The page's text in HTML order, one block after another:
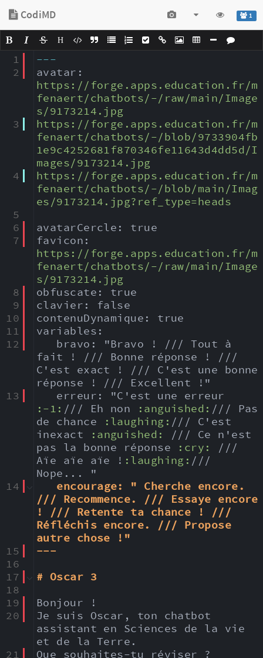
1
CodiMD
H
1
---
2
https://forge.apps.education.fr/m
fenaert/chatbots/-/raw/main/Image
s/9173214.jpg
3
https://forge.apps.education.fr/m
fenaert/chatbots/-/blob/9733904fb
1e9c4252681f870346fe11643d4dd5d/I
mages/9173214.jpg
4
https://forge.apps.education.fr/m
fenaert/chatbots/-/blob/main/Imag
es/9173214.jpg?ref_type=heads
5
6
avatarCercle: true
7
https://forge.apps.education.fr/m
fenaert/chatbots/-/raw/main/Image
s/9173214.jpg
8
obfuscate: true
9
clavier: false
10
contenuDynamique: true
11
variables:
12
fait ! /// Bonne réponse ! ///
C'est exact ! /// C'est une bonne
réponse ! /// Excellent !"
13
:-1: /// Eh non :anguished: /// Pas
de chance
:laughing: /// C'est
inexact
:anguished:
/// Ce n'est
pas la bonne réponse
:cry:
///
Aïe aïe aïe ! :laughing: ///
Nope... "
14
encourage: " Cherche encore.
/// Recommence. /// Essaye encore
! /// Retente ta chance ! ///
Réfléchis encore. /// Propose
autre chose !"
15
---
16
17
# Oscar 3
18
19
Bonjour !
20
Je suis Oscar, ton chatbot
assistant en Sciences de la vie
et de la Terre.
21
Que souhaites-tu réviser ?